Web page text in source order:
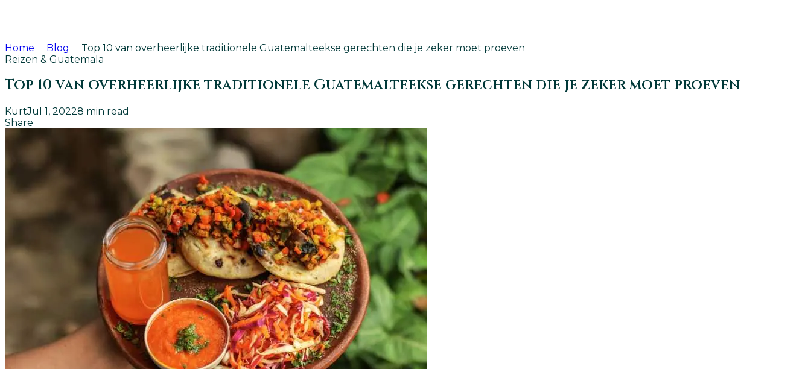
Home Blog
Top 10 van overheerlijke traditionele Guatemalteekse gerechten die je zeker moet proeven
Reizen & Guatemala
Top 10 van overheerlijke traditionele Guatemalteekse gerechten die je zeker moet proeven
KurtJul 1, 20228 min read
Share